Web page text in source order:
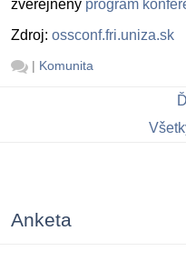
zverejnený program
Zdroj: ossconf.fri.uniza.sk
| Komunita
Anketa